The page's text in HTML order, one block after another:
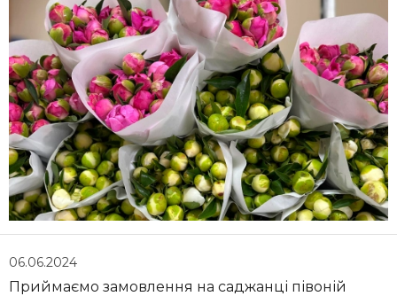
06.06.2024
Приймаємо замовлення на саджанці півоній